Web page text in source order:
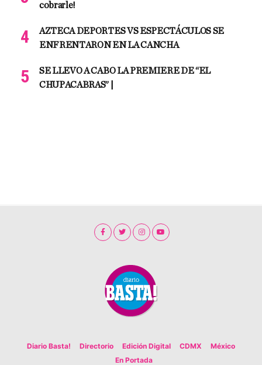
cobrarle!
AZTECA DEPORTES VS ESPECTÁCULOS SE
ENFRENTARON EN LA CANCHA
SE LLEVO A CABO LA PREMIERE DE “EL
CHUPACABRAS” |
Diario Basta! Directorio Edición Digital CDMX
México
En Portada